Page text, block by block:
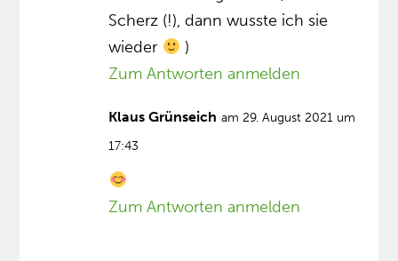
Scherz (!), dann wusste ich sie
wieder
)
Zum Antworten anmelden
Klaus Grünseich am 29. August 2021 um
17:43
Zum Antworten anmelden